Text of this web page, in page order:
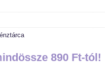
890 Ft-tól!